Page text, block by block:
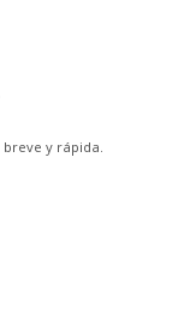
y rápida.